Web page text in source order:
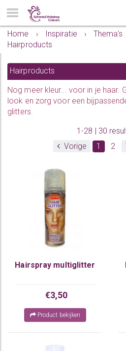
Home
› Inspiratie › Thema's
Hairproducts
Hairproducts
Nog meer kleur... voor in je haar.
look en zorg voor een
glitters.
1-28 | 30
Vorige
1 2
Hairspray multiglitter
€3,50
Product bekijken